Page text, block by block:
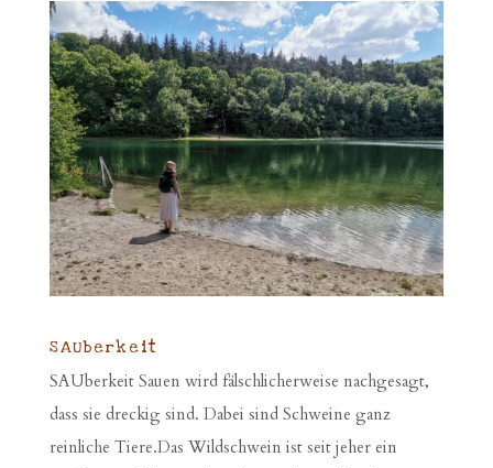
SAUberkeit
SAUberkeit Sauen wird fälschlicherweise nachgesagt,
dass sie dreckig sind. Dabei sind Schweine ganz
reinliche Tiere.Das Wildschwein ist seit jeher ein